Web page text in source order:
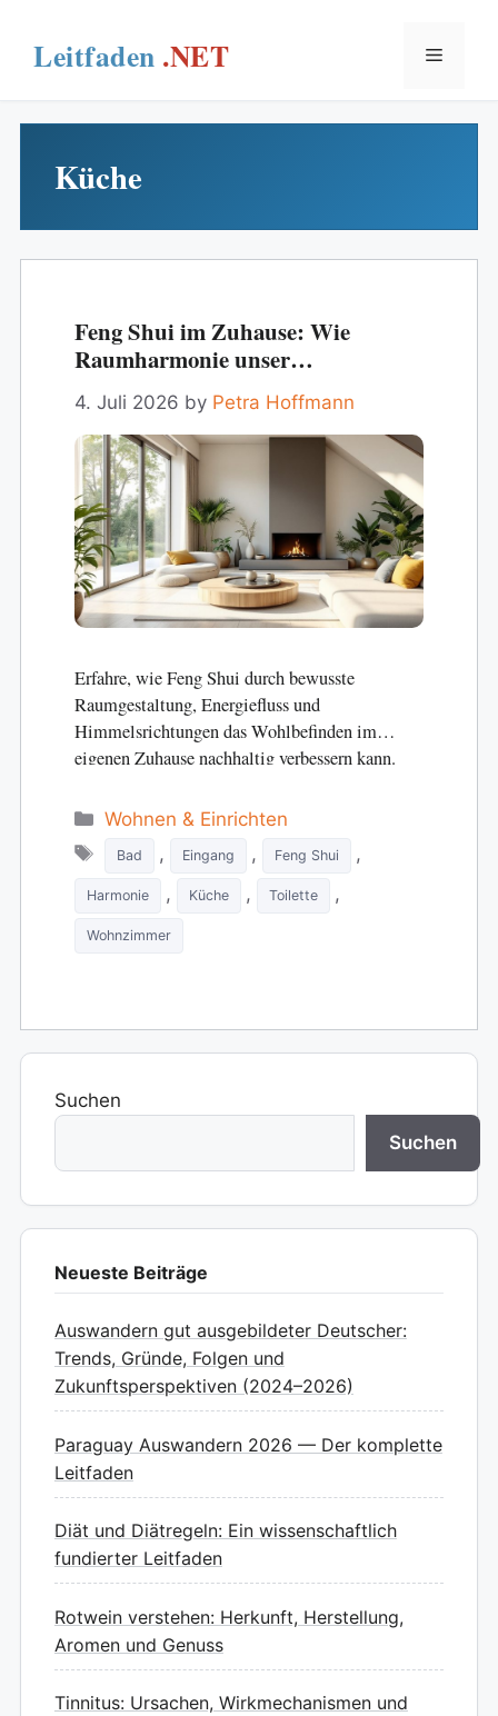
content
Menu
Küche
Feng Shui im Zuhause: Wie
Raumharmonie unser
Wohlbefinden formt
4. Juli 2026 by Petra Hoffmann
Erfahre, wie Feng Shui durch bewusste
Raumgestaltung, Energiefluss und
Himmelsrichtungen das Wohlbefinden im
eigenen Zuhause nachhaltig verbessern kann.
Categories
Wohnen & Einrichten
Tags
Bad , Eingang , Feng Shui ,
Harmonie , Küche , Toilette ,
Wohnzimmer
Suchen
Suchen
Neueste Beiträge
Auswandern gut ausgebildeter Deutscher:
Trends, Gründe, Folgen und
Zukunftsperspektiven (2024–2026)
Paraguay Auswandern 2026 — Der komplette
Leitfaden
Diät und Diätregeln: Ein wissenschaftlich
fundierter Leitfaden
Rotwein verstehen: Herkunft, Herstellung,
Aromen und Genuss
Tinnitus: Ursachen, Wirkmechanismen und